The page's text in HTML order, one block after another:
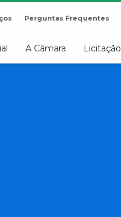
Perguntas Frequentes
A Câmara Licitação